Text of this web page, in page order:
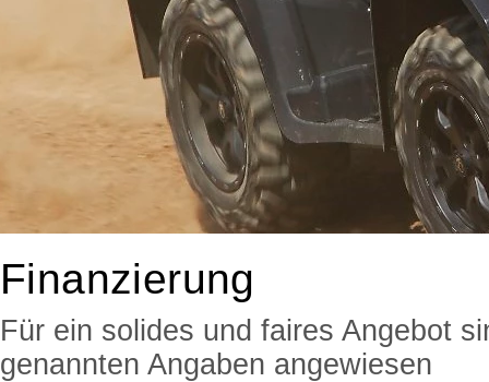
Finanzierung
Für ein solides und faires Angebot
genannten Angaben angewiesen